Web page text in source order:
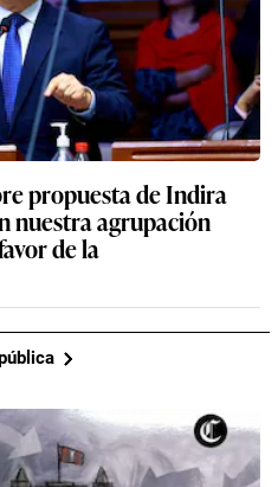
propuesta de Indira
de la